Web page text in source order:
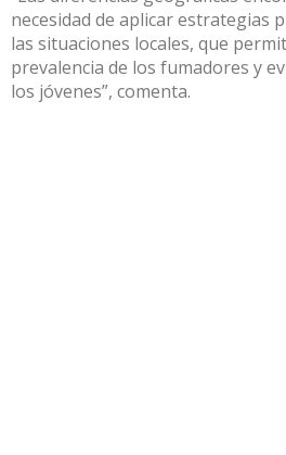
necesidad de aplicar estrategias
las situaciones locales, que
prevalencia de los fumadores y
los jóvenes”, comenta.